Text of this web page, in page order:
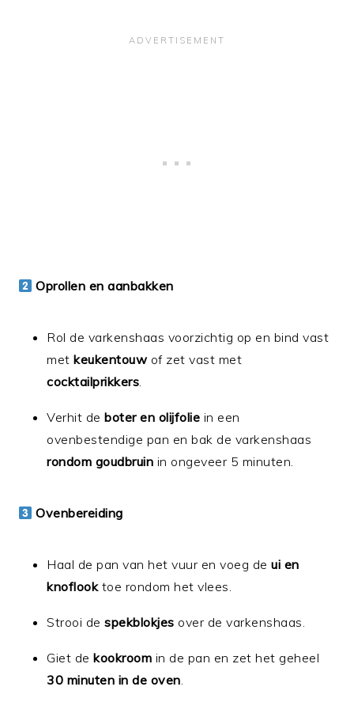
Oprollen en aanbakken
Rol de varkenshaas voorzichtig op en bind vast
metkeukentouw of zet vast met
cocktailprikkers.
Verhit deboter en olijfolie in een
ovenbestendige pan en bak de varkenshaas
rondom goudbruin in ongeveer 5 minuten.
Ovenbereiding
Haal de pan van het vuur en voeg deui en
knoflooktoe rondom het vlees.
Strooi despekblokjes over de varkenshaas.
Giet dekookroom in de pan en zet het geheel
30 minuten in de oven.